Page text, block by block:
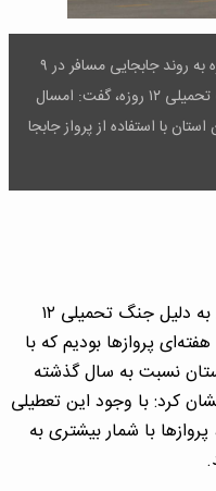
مدیرکل فرودگاه‌های آذربایجان‌غربی با اشاره به روند جابجایی مسافر در ۹
ماهه امسال با وجود محدودیت‌های جنگ تحمیلی ۱۲ روزه، گفت: امسال
از شهروندان استان با استفاده از پرواز جابجا
عظیم طهماسبی افزود: امسال به دلیل جنگ تحمیلی ۱۲
پروازها بودیم که با
نسبت به سال گذشته
کرد: با وجود این تعطیلی
با شمار بیشتری به